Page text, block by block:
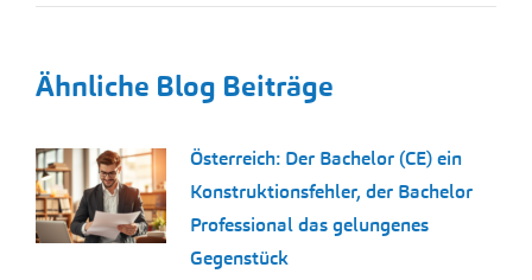
Ähnliche Blog Beiträge
Österreich: Der Bachelor (CE) ein
Konstruktionsfehler, der Bachelor
Professional das gelungenes
Gegenstück